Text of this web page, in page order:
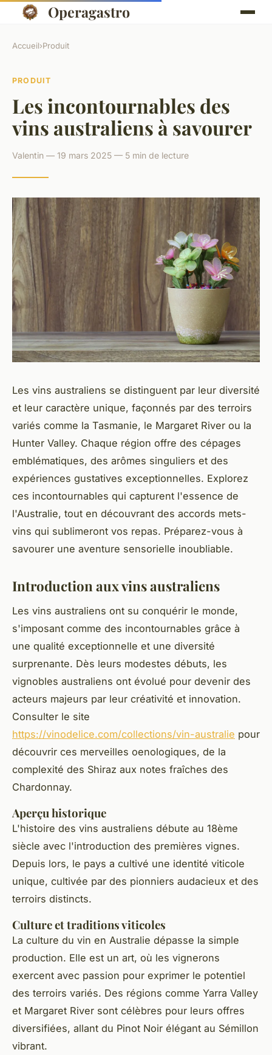
Operagastro
Accueil›Produit
PRODUIT
Les incontournables des
vins australiens à savourer
Valentin — 19 mars 2025 — 5 min de lecture
Les vins australiens se distinguent par leur diversité
et leur caractère unique, façonnés par des terroirs
variés comme la Tasmanie, le Margaret River ou la
Hunter Valley. Chaque région offre des cépages
emblématiques, des arômes singuliers et des
expériences gustatives exceptionnelles. Explorez
ces incontournables qui capturent l'essence de
l'Australie, tout en découvrant des accords mets-
vins qui sublimeront vos repas. Préparez-vous à
savourer une aventure sensorielle inoubliable.
Introduction aux vins australiens
Les vins australiens ont su conquérir le monde,
s'imposant comme des incontournables grâce à
une qualité exceptionnelle et une diversité
surprenante. Dès leurs modestes débuts, les
vignobles australiens ont évolué pour devenir des
acteurs majeurs par leur créativité et innovation.
Consulter le site
https://vinodelice.com/collections/vin-australie pour
découvrir ces merveilles oenologiques, de la
complexité des Shiraz aux notes fraîches des
Chardonnay.
Aperçu historique
L'histoire des vins australiens débute au 18ème
siècle avec l'introduction des premières vignes.
Depuis lors, le pays a cultivé une identité viticole
unique, cultivée par des pionniers audacieux et des
terroirs distincts.
Culture et traditions viticoles
La culture du vin en Australie dépasse la simple
production. Elle est un art, où les vignerons
exercent avec passion pour exprimer le potentiel
des terroirs variés. Des régions comme Yarra Valley
et Margaret River sont célèbres pour leurs offres
diversifiées, allant du Pinot Noir élégant au Sémillon
vibrant.